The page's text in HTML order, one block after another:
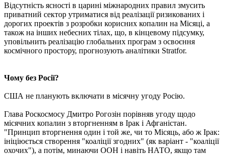
Відсутність ясності в царині міжнародних правил змусить
приватний сектор утриматися від реалізації ризикованих і
дорогих проектів з розробки корисних копалин на Місяці, а
також на інших небесних тілах, що, в кінцевому підсумку,
уповільнить реалізацію глобальних програм з освоєння
космічного простору, прогнозують аналітики Stratfor.
Чому без Росії?
США не планують включати в місячну угоду Росію.
Глава Роскосмосу Дмитро Рогозін порівняв угоду щодо
місячних копалин з вторгненням в Ірак і Афганістан.
"Принцип вторгнення один і той же, чи то Місяць, або ж Ірак:
ініціюється створення "коаліції згодних" (як варіант - "коаліції
охочих"), а потім, минаючи ООН і навіть НАТО, якщо там